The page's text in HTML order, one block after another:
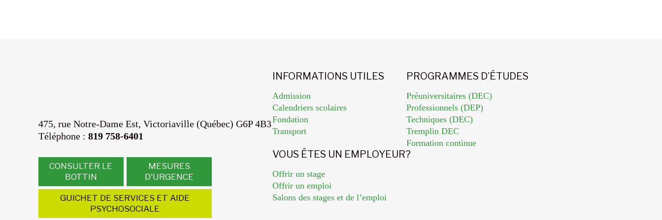
475, rue Notre-Dame Est, Victoriaville (Québec) G6P 4B3
Téléphone : 819 758-6401
CONSULTER LE
BOTTIN
MESURES
D'URGENCE
GUICHET DE SERVICES ET AIDE
PSYCHOSOCIALE
INFORMATIONS UTILES
Admission
Calendriers scolaires
Fondation
Transport
PROGRAMMES D’ÉTUDES
Préuniversitaires (DEC)
Professionnels (DEP)
Techniques (DEC)
Tremplin DEC
Formation continue
VOUS ÊTES UN EMPLOYEUR?
Offrir un stage
Offrir un emploi
Salons des stages et de l’emploi